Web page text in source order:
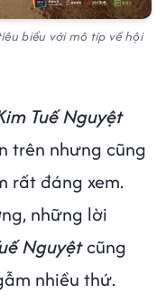
biểu với mô típ về hội
Tuế Nguyệt
trên nhưng cũng
rất đáng xem.
những lời
Nguyệtcũng
nhiều thứ.